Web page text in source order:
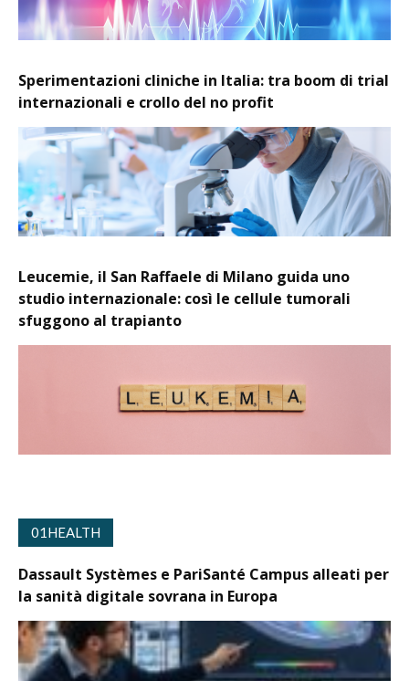
Sperimentazioni cliniche in Italia: tra boom di trial
internazionali e crollo del no profit
Leucemie, il San Raffaele di Milano guida uno
studio internazionale: così le cellule tumorali
sfuggono al trapianto
01HEALTH
Dassault Systèmes e PariSanté Campus alleati per
la sanità digitale sovrana in Europa